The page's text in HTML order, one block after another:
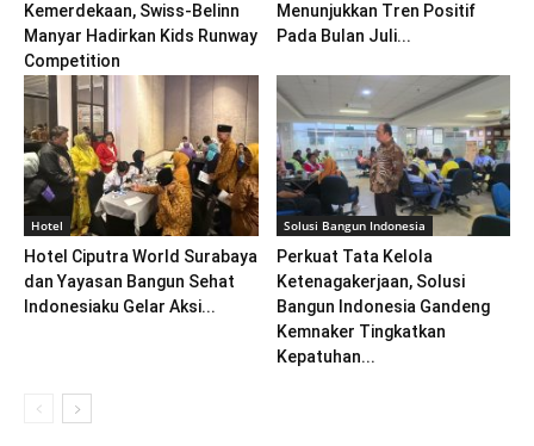
Kemerdekaan, Swiss-Belinn
Manyar Hadirkan Kids Runway
Competition
Menunjukkan Tren Positif
Pada Bulan Juli...
Hotel
Hotel Ciputra World Surabaya
dan Yayasan Bangun Sehat
Indonesiaku Gelar Aksi...
Solusi Bangun Indonesia
Perkuat Tata Kelola
Ketenagakerjaan, Solusi
Bangun Indonesia Gandeng
Kemnaker Tingkatkan
Kepatuhan...